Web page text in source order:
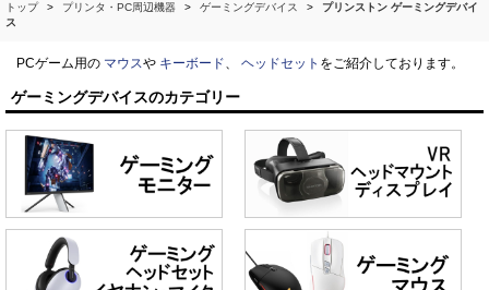
トップ プリンタ・PC周辺機器 ゲーミングデバイス
プリンストン ゲーミングデバイ
ス
PCゲーム用の マウスや キーボード、 ヘッドセット をご紹介しております。
ゲーミングデバイスのカテゴリー